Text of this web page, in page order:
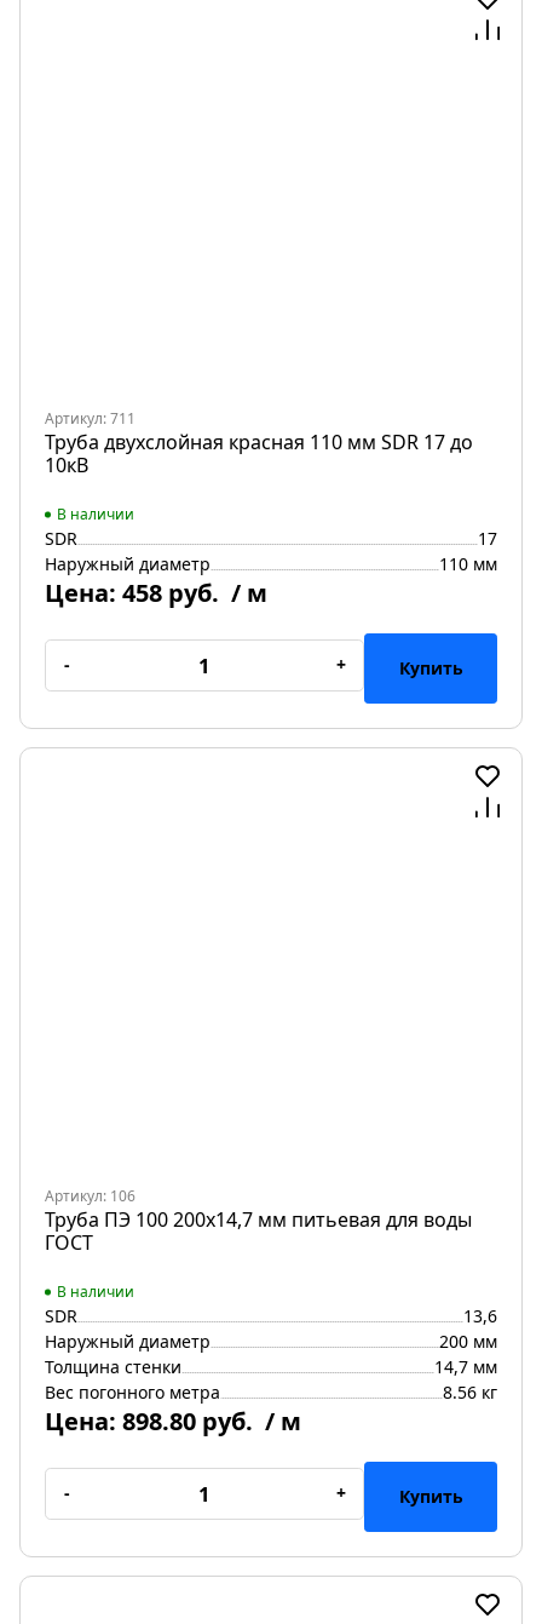
Артикул: 711
Труба двухслойная красная 110 мм SDR 17 до
10кВ
В наличии
SDR
17
Наружный диаметр
110 мм
Цена: 458 руб. / м
- + Купить
Артикул: 106
Труба ПЭ 100 200х14,7 мм питьевая для воды
ГОСТ
В наличии
SDR
13,6
Наружный диаметр
200 мм
Толщина стенки
14,7 мм
Вес погонного метра
8.56 кг
Цена: 898.80 руб. / м
- + Купить